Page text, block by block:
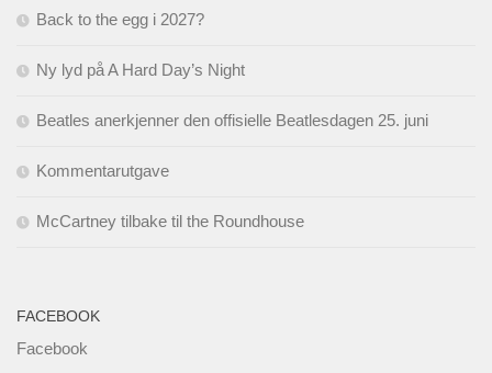
Back to the egg i 2027?
Ny lyd på A Hard Day’s Night
Beatles anerkjenner den offisielle Beatlesdagen 25. juni
Kommentarutgave
McCartney tilbake til the Roundhouse
FACEBOOK
Facebook